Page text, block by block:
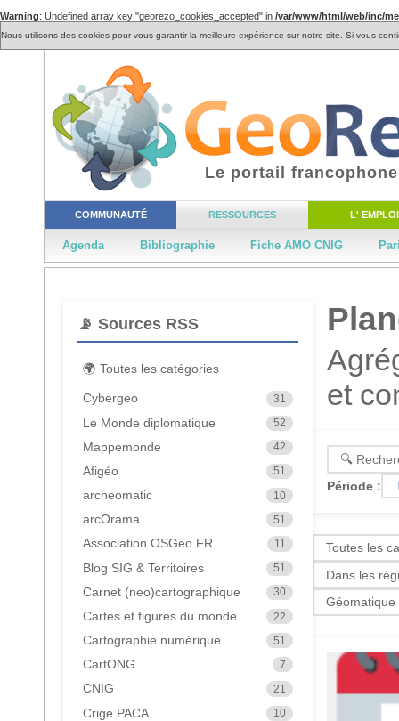
Warning: Undefined array key "georezo_cookies_accepted" in /var/www/html/web/inc/
Nous utilisons des cookies pour vous garantir la meilleure expérience sur notre site. Si vous
COMMUNAUTÉ RESSOURCES L' EMPLOI
Agenda Bibliographie Fiche AMO CNIG
Le portail
📡 Sources RSS
🌍 Toutes les catégories
Cybergeo 31
Le Monde diplomatique 52
Mappemonde 42
Afigéo 51
archeomatic 10
arcOrama 51
Association OSGeo FR 11
Blog SIG & Territoires 51
Carnet (neo)cartographique 30
Cartes et figures du monde. 22
Cartographie numérique 51
CartONG 7
CNIG 21
Crige PACA 10
et
Période :
Toutes les
Dans les
Géomatique